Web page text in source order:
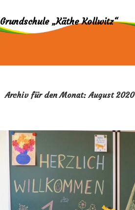
Grundschule „Käthe Kollwitz“
Archiv für den Monat: August 2020